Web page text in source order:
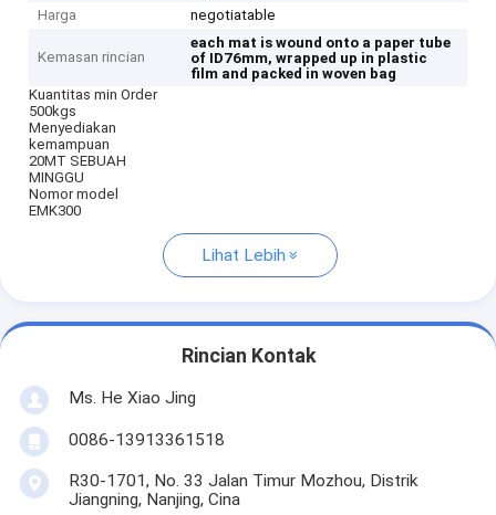
Harga
negotiatable
Kemasan rincian
each mat is wound onto a paper tube
of ID76mm, wrapped up in plastic
film and packed in woven bag
Kuantitas min Order
500kgs
Menyediakan
kemampuan
20MT SEBUAH
MINGGU
Nomor model
EMK300
Lihat Lebih
Rincian Kontak
Ms. He Xiao Jing
0086-13913361518
R30-1701, No. 33 Jalan Timur Mozhou, Distrik
Jiangning, Nanjing, Cina